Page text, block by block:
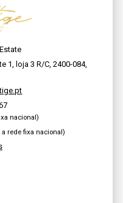
1, loja 3 R/C, 2400-084,
nacional)
rede fixa nacional)